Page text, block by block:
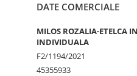
DATE COMERCIALE
MILOS ROZALIA-ETELCA
INDIVIDUALA
F2/1194/2021
45355933